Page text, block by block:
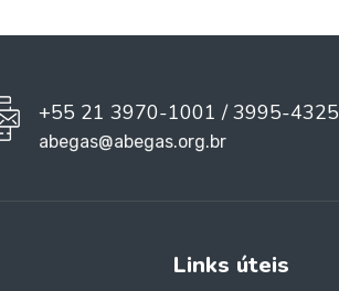
+55 21 3970-1001 / 3995-4325
abegas@abegas.org.br
Links úteis